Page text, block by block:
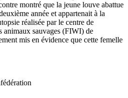
montré que la jeune louve abattue
année et appartenait à la
réalisée par le centre de
animaux sauvages (FIWI) de
mis en évidence que cette femelle